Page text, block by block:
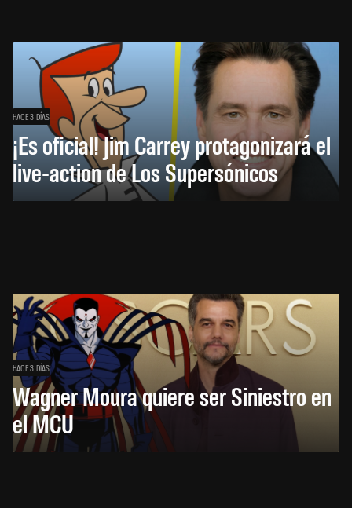
HACE 3 DÍAS
¡Es oficial! Jim Carrey protagonizará el
live-action de Los Supersónicos
HACE 3 DÍAS
Wagner Moura quiere ser Siniestro en
el MCU